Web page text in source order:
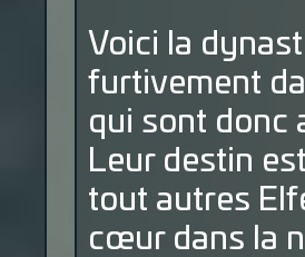
Voici la
furtivement
qui sont donc
Leur destin
tout autres
cœur dans la